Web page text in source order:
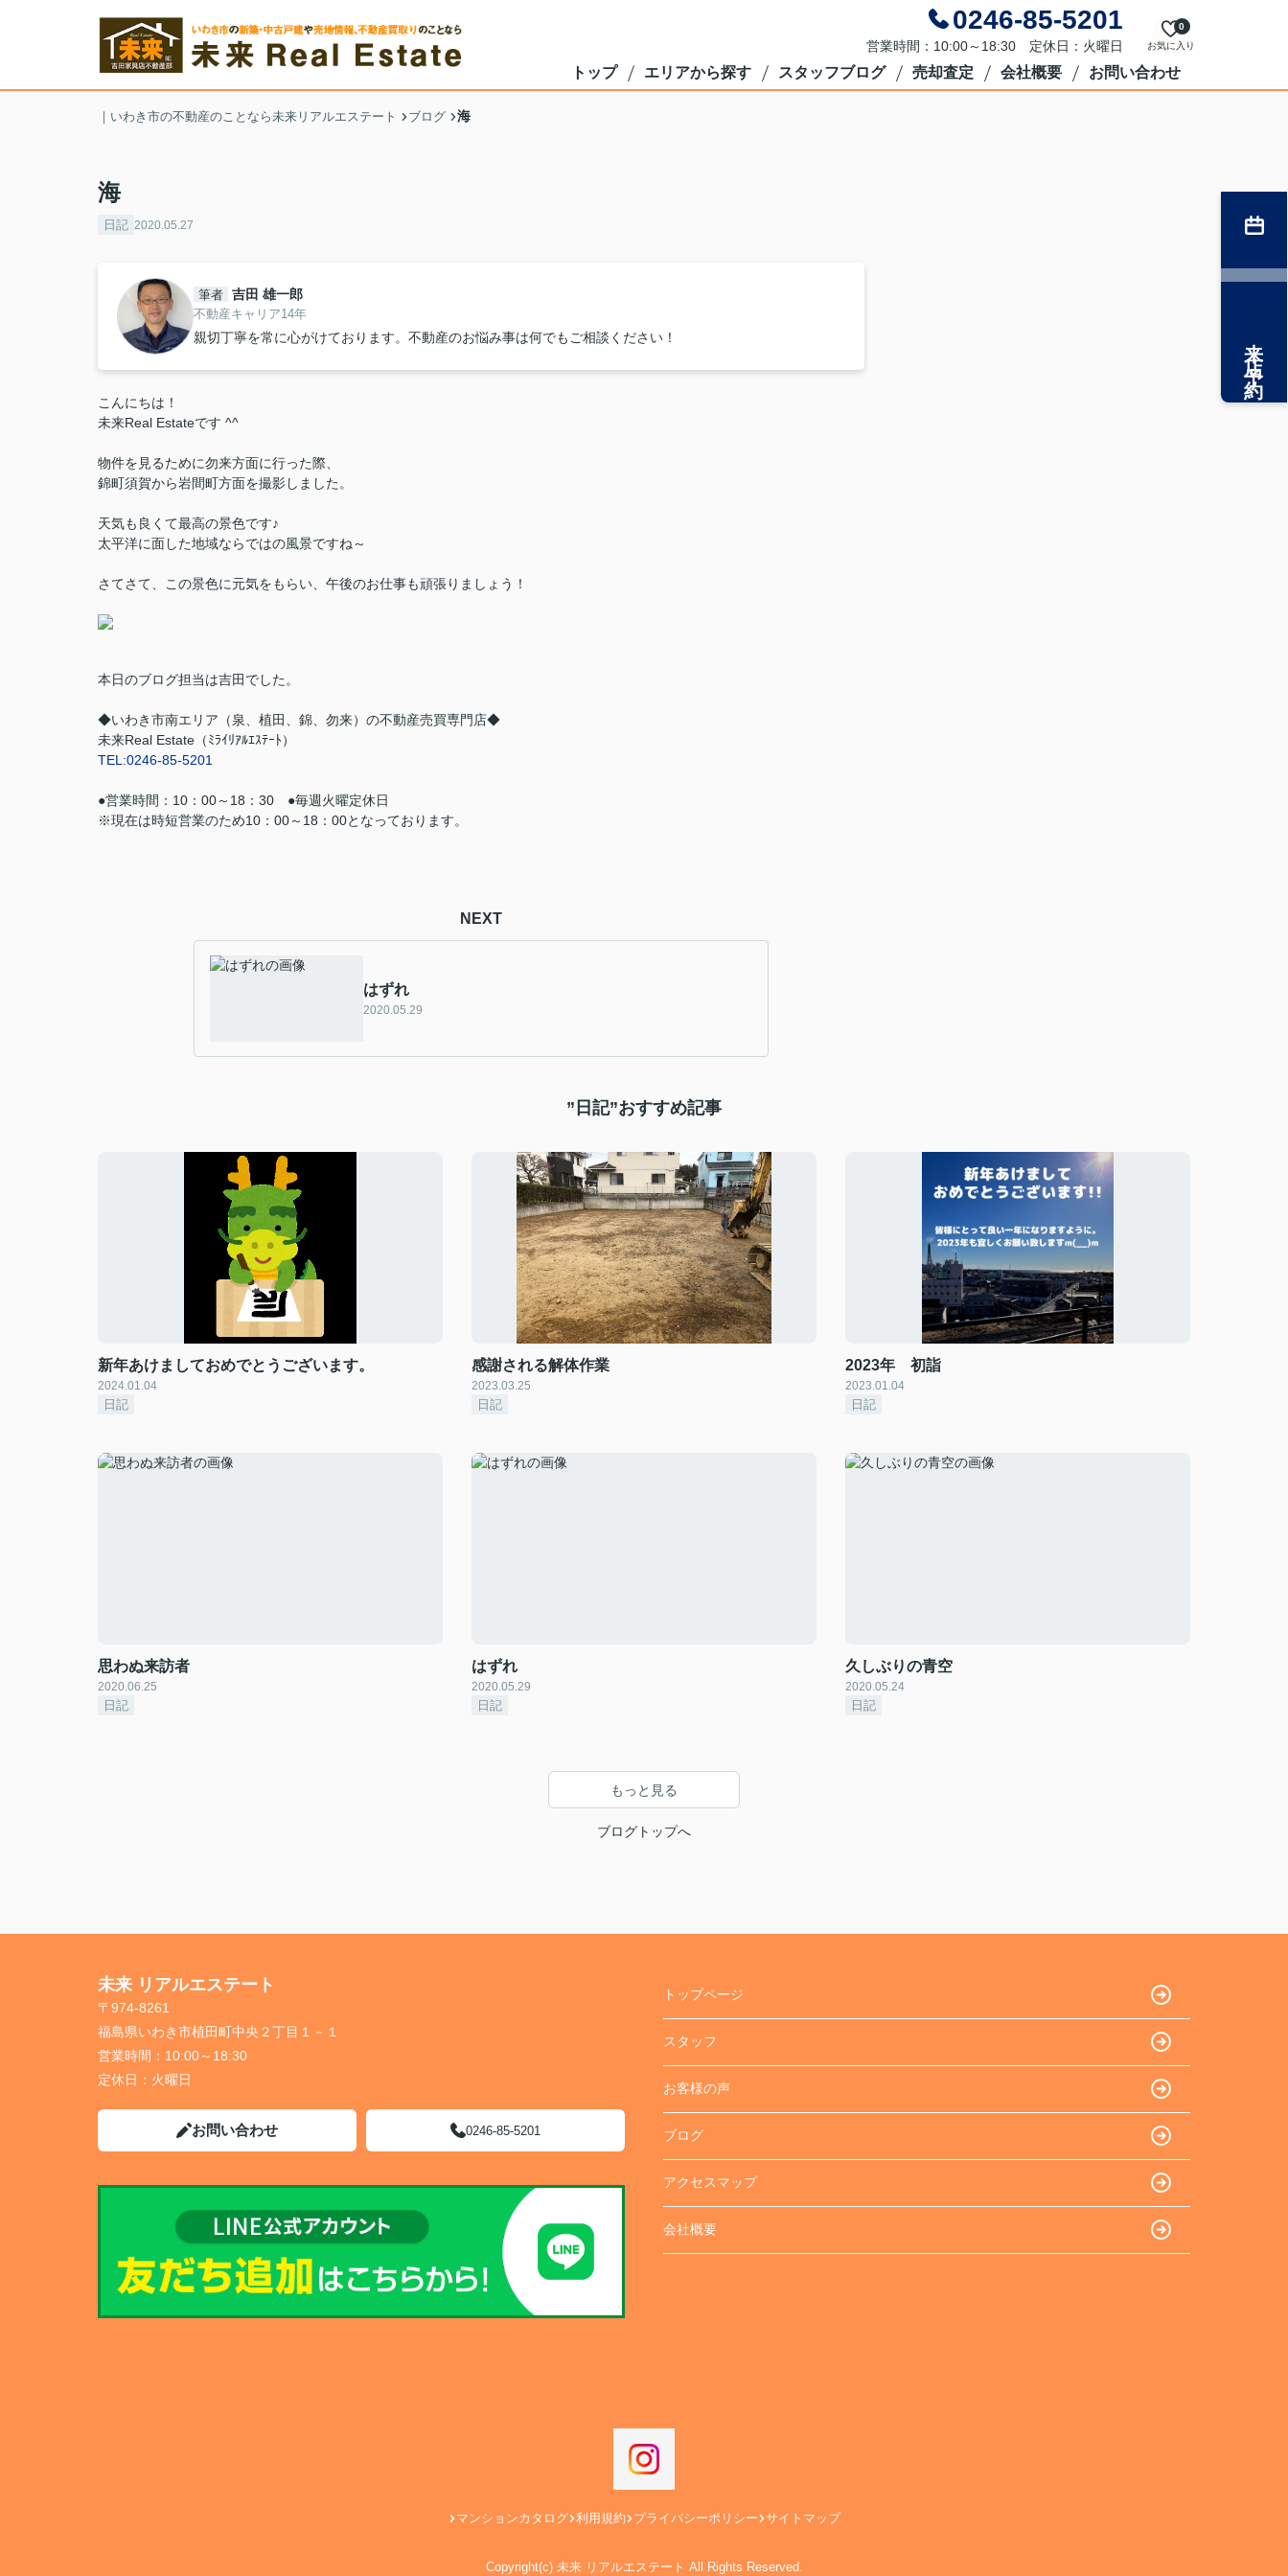
0246-85-5201
営業時間：10:00～18:30 定休日：火曜日 お気に入り
0
トップ エリアから探す スタッフブログ 売却査定 会社概要 お問い合わせ
｜いわき市の不動産のことなら未来リアルエステート ブログ 海
海
日記 2020.05.27
筆者 吉田 雄一郎
不動産キャリア14年
親切丁寧を常に心がけております。不動産のお悩み事は何でもご相談ください！
こんにちは！
未来Real Estateです ^^
物件を見るために勿来方面に行った際、
錦町須賀から岩間町方面を撮影しました。
天気も良くて最高の景色です♪
太平洋に面した地域ならではの風景ですね～
さてさて、この景色に元気をもらい、午後のお仕事も頑張りましょう！
本日のブログ担当は吉田でした。
◆いわき市南エリア（泉、植田、錦、勿来）の不動産売買専門店◆
未来Real Estate（ﾐﾗｲﾘｱﾙｴｽﾃｰﾄ）
TEL:0246-85-5201
●営業時間：10：00～18：30 ●毎週火曜定休日
※現在は時短営業のため10：00～18：00となっております。
NEXT
はずれ
2020.05.29
”日記”おすすめ記事
新年あけましておめでとうございます。
2024.01.04
日記
感謝される解体作業
2023.03.25
日記
2023年 初詣
2023.01.04
日記
思わぬ来訪者
2020.06.25
日記
はずれ
2020.05.29
日記
久しぶりの青空
2020.05.24
日記
もっと見る
ブログトップへ
来店予約
未来 リアルエステート
〒974-8261
福島県いわき市植田町中央２丁目１－１
営業時間： 10:00～18:30
定休日： 火曜日
お問い合わせ 0246-85-5201
トップページ
スタッフ
お客様の声
ブログ
アクセスマップ
会社概要
マンションカタログ 利用規約 プライバシーポリシー サイトマップ
Copyright(c) 未来 リアルエステート All Rights Reserved.